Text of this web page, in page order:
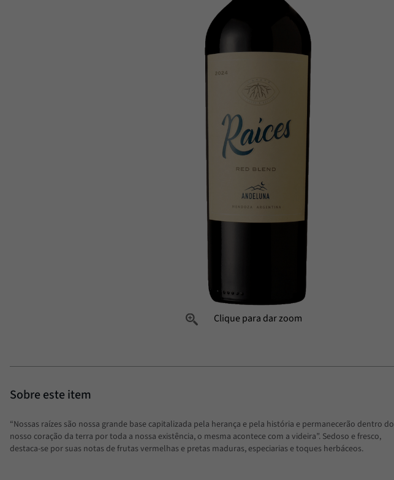
“Nossas raízes são nossa grande base capitalizada pela herança e pela história e permanecerão dentro do
nosso coração da terra por toda a nossa existência, o mesma acontece com a videira”. Sedoso e fresco,
destaca-se por suas notas de frutas vermelhas e pretas maduras, especiarias e toques herbáceos.